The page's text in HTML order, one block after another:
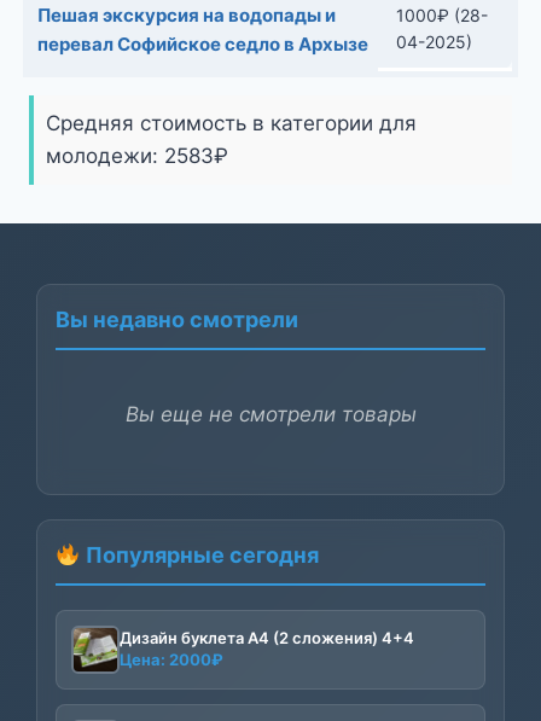
Пешая экскурсия на водопады и
перевал Софийское седло в Архызе
1000₽ (28-
04-2025)
Средняя стоимость в категории для
молодежи: 2583₽
Вы недавно смотрели
Вы еще не смотрели товары
Популярные сегодня
Дизайн буклета А4 (2 сложения) 4+4
Цена: 2000₽